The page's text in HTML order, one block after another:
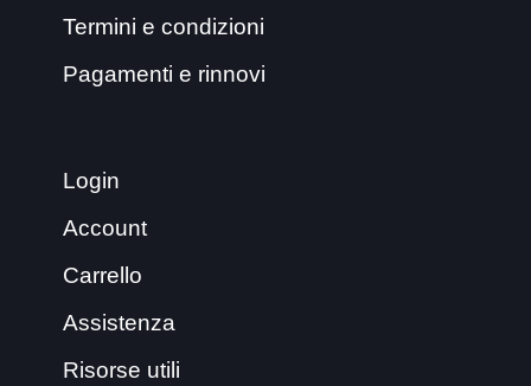
Termini e condizioni
Pagamenti e rinnovi
Login
Account
Carrello
Assistenza
Risorse utili